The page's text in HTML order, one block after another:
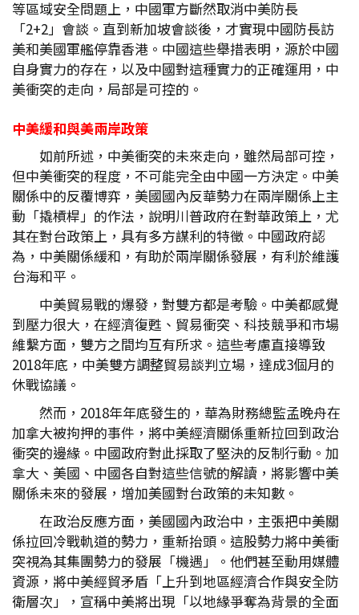
等區域安全問題上，中國軍方斷然取消中美防長
「2+2」會談。直到新加坡會談後，才實現中國防長訪
美和美國軍艦停靠香港。中國這些舉措表明，源於中國
自身實力的存在，以及中國對這種實力的正確運用，中
美衝突的走向，局部是可控的。
中美緩和與美兩岸政策
如前所述，中美衝突的未來走向，雖然局部可控，
但中美衝突的程度，不可能完全由中國一方決定。中美
關係中的反覆博弈，美國國內反華勢力在兩岸關係上主
動「撬槓桿」的作法，說明川普政府在對華政策上，尤
其在對台政策上，具有多方謀利的特徵。中國政府認
為，中美關係緩和，有助於兩岸關係發展，有利於維護
台海和平。
中美貿易戰的爆發，對雙方都是考驗。中美都感覺
到壓力很大，在經濟復甦、貿易衝突、科技競爭和市場
維繫方面，雙方之間均互有所求。這些考慮直接導致
2018年底，中美雙方調整貿易談判立場，達成3個月的
休戰協議。
然而，2018年年底發生的，華為財務總監孟晚舟在
加拿大被拘押的事件，將中美經濟關係重新拉回到政治
衝突的邊緣。中國政府對此採取了堅決的反制行動。加
拿大、美國、中國各自對這些信號的解讀，將影響中美
關係未來的發展，增加美國對台政策的未知數。
在政治反應方面，美國國內政治中，主張把中美關
係拉回冷戰軌道的勢力，重新抬頭。這股勢力將中美衝
突視為其集團勢力的發展「機遇」。他們甚至動用媒體
資源，將中美經貿矛盾「上升到地區經濟合作與安全防
衛層次」，宣稱中美將出現「以地緣爭奪為背景的全面